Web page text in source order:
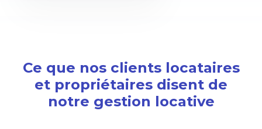
Ce que nos clients locataires
et propriétaires disent de
notre gestion locative